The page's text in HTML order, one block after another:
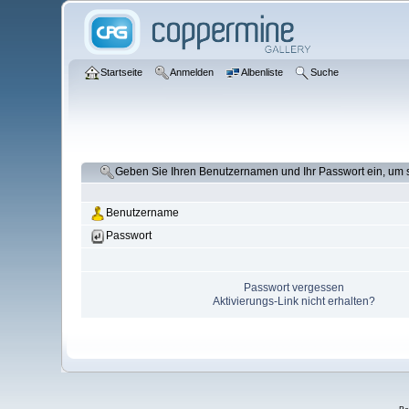
Startseite Anmelden Albenliste Suche
Geben Sie Ihren Benutzernamen und Ihr Passwort ein, um
Benutzername
Passwort
Passwort vergessen
Aktivierungs-Link nicht erhalten?